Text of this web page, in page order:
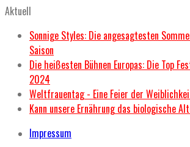
Aktuell
Sonnige Styles: Die angesagtesten
Saison
Die heißesten Bühnen Europas: Die Top
2024
Weltfrauentag - Eine Feier der
Kann unsere Ernährung das biologische
Impressum